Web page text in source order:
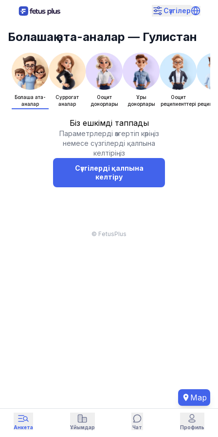
Сүзгілер
Болашақ ата-аналар — Гулистан
Болашақ ата-
аналар
Суррогат
аналар
Ооцит
донорлары
Ұрық
донорлары
Ооцит
реципиенттері
Біз ешкімді таппадық
Параметрлерді өзгертіп көріңіз
немесе сүзгілерді қалпына
келтіріңіз
Сүзгілерді қалпына
келтіру
© FetusPlus
Map
Анкета Ұйымдар Чат Профиль